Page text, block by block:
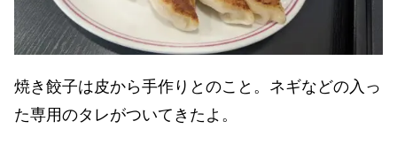
焼き餃子は皮から手作りとのこと。ネギなどの入っ
た専用のタレがついてきたよ。